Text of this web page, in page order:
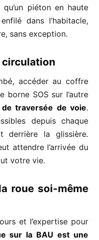
qu’un piéton en haute
dans l’habitacle,
sans exception.
circulation
accéder au coffre
borne SOS sur l’autre
de traversée de voie.
depuis chaque
derrière la glissière.
attendre l’arrivée du
votre vie.
roue soi-même
et l’expertise pour
sur la BAU est une